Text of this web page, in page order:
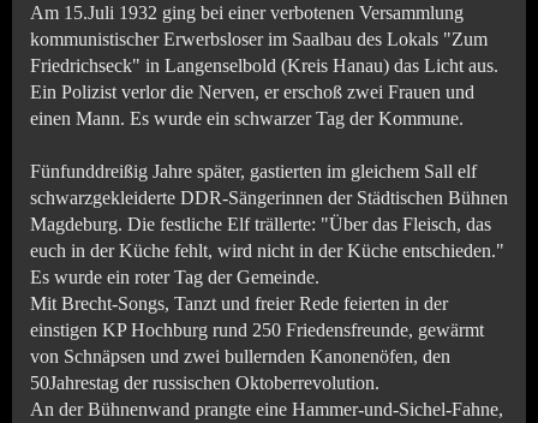
Am 15.Juli 1932 ging bei einer verbotenen Versammlung
kommunistischer Erwerbsloser im Saalbau des Lokals "Zum
Friedrichseck" in Langenselbold (Kreis Hanau) das Licht aus.
Ein Polizist verlor die Nerven, er erschoß zwei Frauen und
einen Mann. Es wurde ein schwarzer Tag der Kommune.
Fünfunddreißig Jahre später, gastierten im gleichem Sall elf
schwarzgekleiderte DDR-Sängerinnen der Städtischen Bühnen
Magdeburg. Die festliche Elf trällerte: "Über das Fleisch, das
euch in der Küche fehlt, wird nicht in der Küche entschieden."
Es wurde ein roter Tag der Gemeinde.
Mit Brecht-Songs, Tanzt und freier Rede feierten in der
einstigen KP Hochburg rund 250 Friedensfreunde, gewärmt
von Schnäpsen und zwei bullernden Kanonenöfen, den
50Jahrestag der russischen Oktoberrevolution.
An der Bühnenwand prangte eine Hammer-und-Sichel-Fahne,